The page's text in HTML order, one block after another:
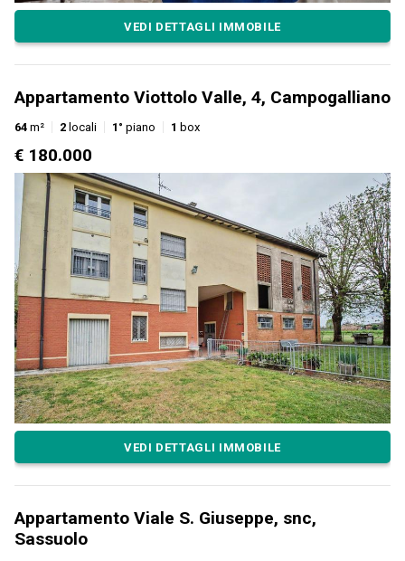
VEDI DETTAGLI IMMOBILE
Appartamento Viottolo Valle, 4, Campogalliano
64 m² 2 locali 1° piano 1 box
€ 180.000
VEDI DETTAGLI IMMOBILE
Appartamento Viale S. Giuseppe, snc,
Sassuolo